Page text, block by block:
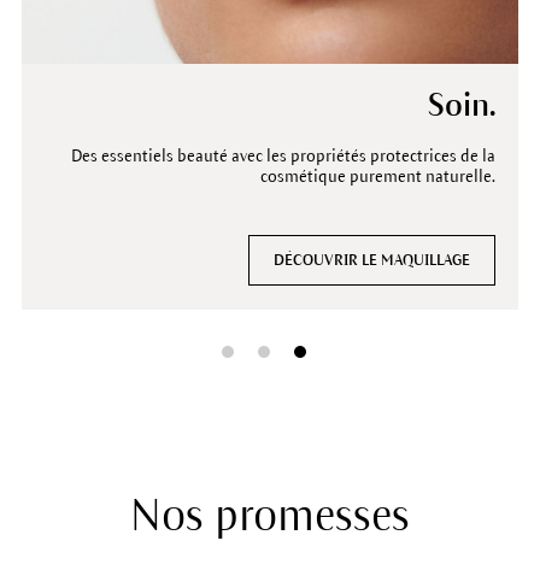
Nature.
Certifié 100 % cosmétique naturelle avec des plantes
médicinales, des huiles et des cires.
DÉCOUVRIR LE MAQUILLAGE
Couleur.
Des piments minéraux pour des couleurs riches et des looks
éclatants.
DÉCOUVRIR LE MAQUILLAGE
Soin.
Des essentiels beauté avec les propriétés protectrices de la
cosmétique purement naturelle.
DÉCOUVRIR LE MAQUILLAGE
Nos promesses